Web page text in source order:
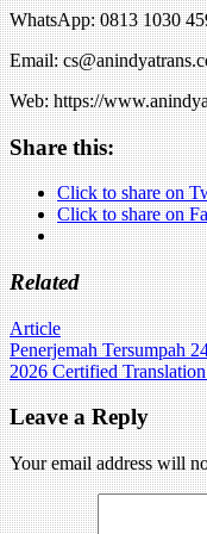
WhatsApp: 0813 1030
Email:
Web: https://
Share this:
Click to share on
Click to share on
Related
Article
Post
navigation
Penerjemah Tersumpah
2026 Certified
Leave a Reply
Your email address will